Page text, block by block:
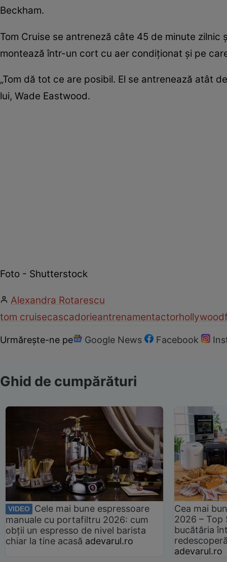
Beckham.
Tom Cruise se antreneză câte 45 de minute
montează într-un cort cu aer condiționat și pe
„Tom dă tot ce are posibil. El se antrenează atât
lui, Wade Eastwood.
Foto - Shutterstock
Alexandra Rotarescu
tom cruisecascadorieantrenamentactorhollywood
Urmărește-ne pe Google News Facebook
Ghid de cumpărături
VIDEO
Cele mai bune espressoare
manuale cu portafiltru 2026: cum
obții un espresso de nivel barista
chiar la tine acasă adevarul.ro
Cea mai
2026 –
bucătăria
adevarul.ro